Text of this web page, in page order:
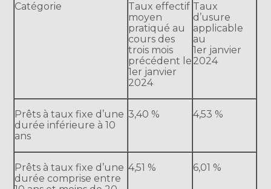
Catégorie
Taux effectif
moyen
pratiqué au
cours des
trois mois
précédent le
1er janvier
2024
Taux
d’usure
applicable
au
1er janvier
2024
Prêts à taux fixe d’une
durée inférieure à 10
ans
3,40 % 4,53 %
Prêts à taux fixe d’une
durée comprise entre
4,51 % 6,01 %